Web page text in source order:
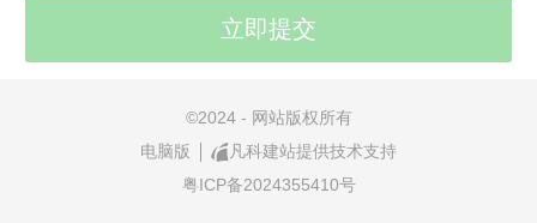
©2024 - 网站版权所有
电脑版
凡科建站提供技术支持
粤ICP备2024355410号